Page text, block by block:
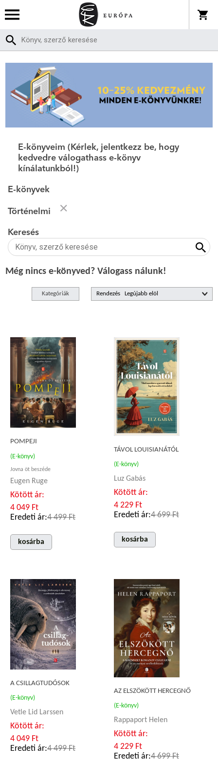
E-könyveim (Kérlek, jelentkezz be, hogy
kedvedre válogathass e-könyv
kínálatunkból!)
E-könyvek
Történelmi
Keresés
Még nincs e-könyved? Válogass nálunk!
Kategóriák Rendezés
POMPEJI
(E-könyv)
Jovna öt beszéde
Eugen Ruge
Kötött ár:
4 049 Ft
Eredeti ár:4 499 Ft
kosárba
TÁVOL LOUISIANÁTÓL
(E-könyv)
Luz Gabás
Kötött ár:
4 229 Ft
Eredeti ár:4 699 Ft
kosárba
A CSILLAGTUDÓSOK
(E-könyv)
Vetle Lid Larssen
Kötött ár:
4 049 Ft
Eredeti ár:4 499 Ft
AZ ELSZÖKÖTT HERCEGNŐ
(E-könyv)
Rappaport Helen
Kötött ár:
4 229 Ft
Eredeti ár:4 699 Ft